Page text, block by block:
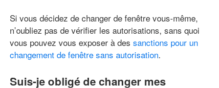
Si vous décidez de changer de fenêtre vous-même,
n’oubliez pas de vérifier les autorisations, sans quoi
vous pouvez vous exposer à des sanctions pour un
changement de fenêtre sans autorisation.
Suis-je obligé de changer mes